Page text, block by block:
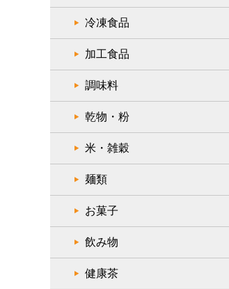
冷凍食品
加工食品
調味料
乾物・粉
米・雑穀
麺類
お菓子
飲み物
健康茶